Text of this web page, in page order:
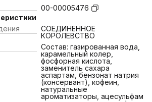
00-00005476
СОЕДИНЕННОЕ
КОРОЛЕВСТВО
Состав: газированная вода,
карамельный колер,
фосфорная кислота,
заменитель сахара
аспартам, бензонат натрия
(консервант), кофеин,
натуральные
ароматизаторы, ацесульфам